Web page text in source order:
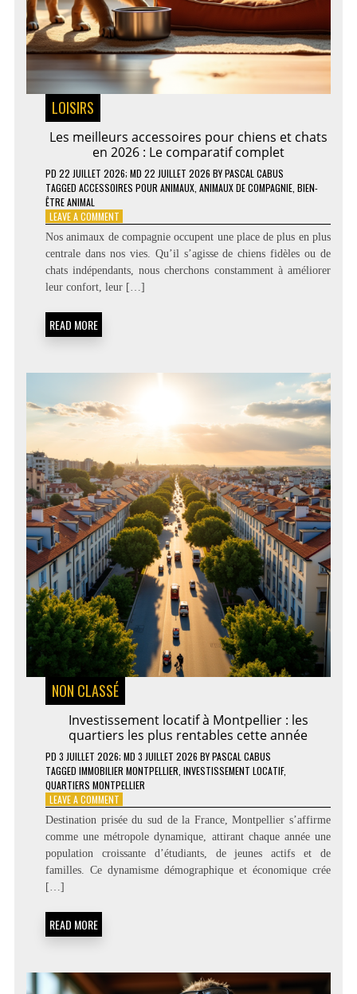
LOISIRS
Les meilleurs accessoires pour chiens et chats
en 2026 : Le comparatif complet
PD 22 JUILLET 2026; MD 22 JUILLET 2026 BYPASCAL CABUS
TAGGED ACCESSOIRES POUR ANIMAUX, ANIMAUX DE COMPAGNIE, BIEN-
ÊTRE ANIMAL
LEAVE A COMMENTON
MEILLEURS
ACCESSOIRES
POUR
CHIENS
LE
Nos animaux de compagnie occupent une place de plus en plus
centrale dans nos vies. Qu’il s’agisse de chiens fidèles ou de
chats indépendants, nous cherchons constamment à améliorer
leur confort, leur […]
READ MORE
NON CLASSÉ
Investissement locatif à Montpellier : les
quartiers les plus rentables cette année
PD 3 JUILLET 2026; MD 3 JUILLET 2026 BYPASCAL CABUS
TAGGED IMMOBILIER MONTPELLIER INVESTISSEMENT LOCATIF,
QUARTIERS MONTPELLIER
LEAVE A COMMENTON
INVESTISSEMENT
LOCATIF
À
MONTPELLIER
:
ANNÉE
Destination prisée du sud de la France, Montpellier s’affirme
comme une métropole dynamique, attirant chaque année une
population croissante d’étudiants, de jeunes actifs et de
familles. Ce dynamisme démographique et économique crée
[…]
READ MORE